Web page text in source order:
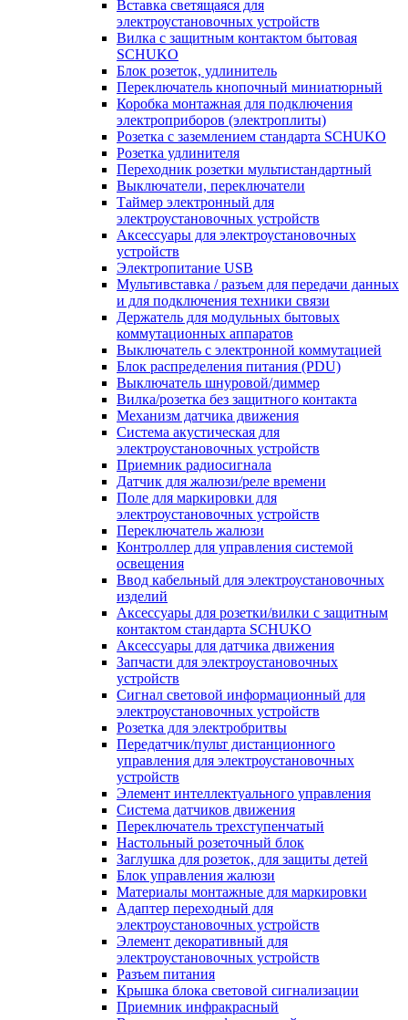
Вставка светящаяся для
электроустановочных устройств
Вилка с защитным контактом бытовая
SCHUKO
Блок розеток, удлинитель
Переключатель кнопочный миниатюрный
Коробка монтажная для подключения
электроприборов (электроплиты)
Розетка с заземлением стандарта SCHUKO
Розетка удлинителя
Переходник розетки мультистандартный
Выключатели, переключатели
Таймер электронный для
электроустановочных устройств
Аксессуары для электроустановочных
устройств
Электропитание USB
Мультивставка / разъем для передачи данных
и для подключения техники связи
Держатель для модульных бытовых
коммутационных аппаратов
Выключатель с электронной коммутацией
Блок распределения питания (PDU)
Выключатель шнуровой/диммер
Вилка/розетка без защитного контакта
Механизм датчика движения
Система акустическая для
электроустановочных устройств
Приемник радиосигнала
Датчик для жалюзи/реле времени
Поле для маркировки для
электроустановочных устройств
Переключатель жалюзи
Контроллер для управления системой
освещения
Ввод кабельный для электроустановочных
изделий
Аксессуары для розетки/вилки с защитным
контактом стандарта SCHUKO
Аксессуары для датчика движения
Запчасти для электроустановочных
устройств
Сигнал световой информационный для
электроустановочных устройств
Розетка для электробритвы
Передатчик/пульт дистанционного
управления для электроустановочных
устройств
Элемент интеллектуального управления
Система датчиков движения
Переключатель трехступенчатый
Настольный розеточный блок
Заглушка для розеток, для защиты детей
Блок управления жалюзи
Материалы монтажные для маркировки
Адаптер переходный для
электроустановочных устройств
Элемент декоративный для
электроустановочных устройств
Разъем питания
Крышка блока световой сигнализации
Приемник инфракрасный